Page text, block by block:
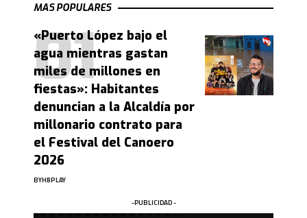
MAS POPULARES
«Puerto López bajo el
agua mientras gastan
miles de millones en
fiestas»: Habitantes
denuncian a la Alcaldía por
millonario contrato para
el Festival del Canoero
2026
BYHBPLAY
-PUBLICIDAD -